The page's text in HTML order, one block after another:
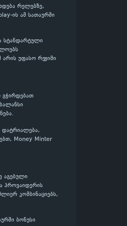
რელებზე,
ის ამ სათაურში
სტანდარტული
უფასო რეჟიმი
გჭირდებათ
დატრიალება,
Money Minter
აგებული
პროვაიდერის
კომბინაციებს,
ბონუსი